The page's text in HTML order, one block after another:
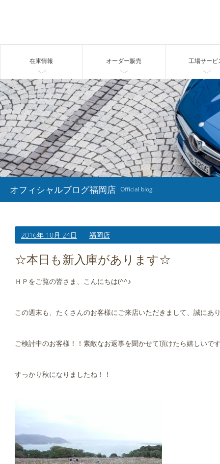
在庫情報 オーダー販売 工場サービ
オフィシャルブログ福岡店 Official blog
2016年 10月 24日 福岡店
☆本日も新入庫があります☆
ＨＰをご覧の皆さま、こんにちは(^^♪
この週末も、たくさんのお客様にご来店いただきまして、誠にあ
ご検討中のお客様！！素敵なお返事を聞かせて頂けたら嬉しいで
すっかり秋になりましたね！！